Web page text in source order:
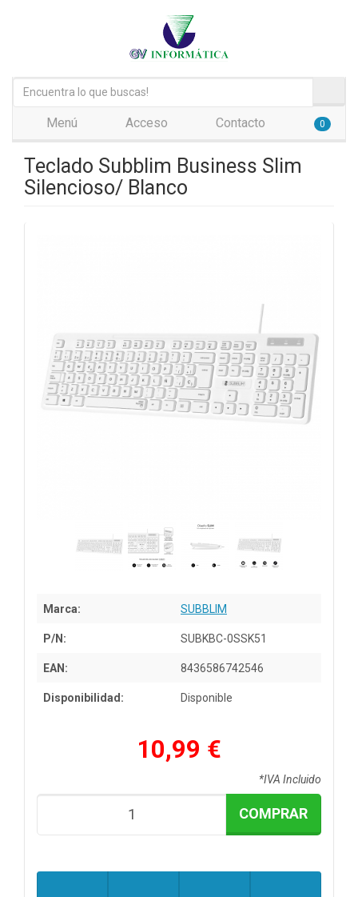
Menú Acceso Contacto 0
Teclado Subblim Business Slim
Silencioso/ Blanco
Marca: SUBBLIM
P/N: SUBKBC-0SSK51
EAN: 8436586742546
Disponibilidad: Disponible
10,99 €
*IVA Incluido
COMPRAR